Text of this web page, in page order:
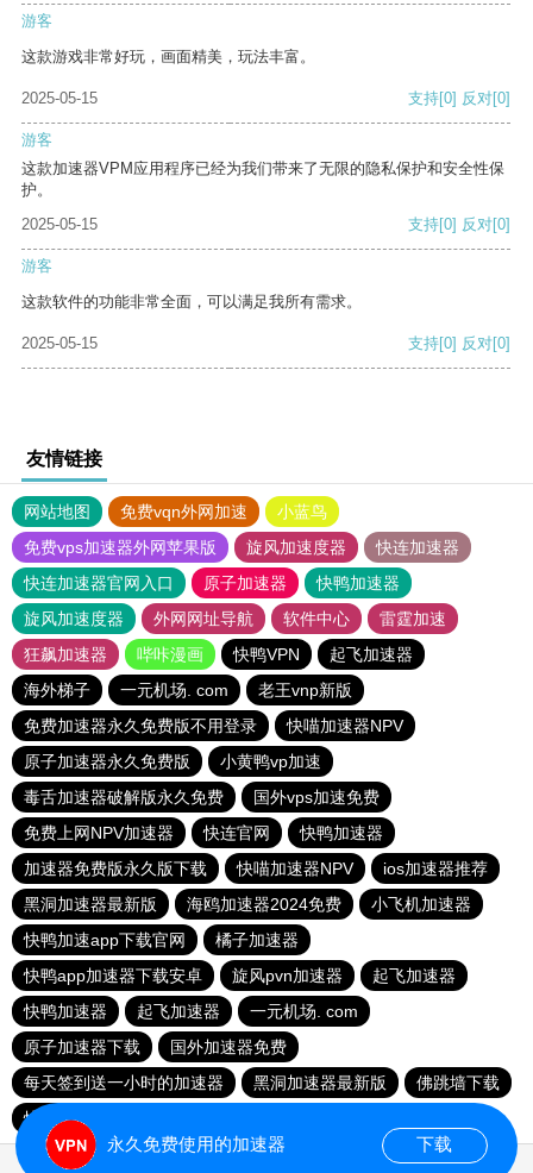
游客
这款游戏非常好玩，画面精美，玩法丰富。
2025-05-15 支持[0] 反对[0]
游客
这款加速器VPM应用程序已经为我们带来了无限的隐私保护和安全性保
护。
2025-05-15
支持[0] 反对[0]
游客
这款软件的功能非常全面，可以满足我所有需求。
2025-05-15 支持[0] 反对[0]
友情链接
网站地图 免费vqn外网加速
小蓝鸟
免费vps加速器外网苹果版
旋风加速度器
快连加速器
快连加速器官网入口
原子加速器
快鸭加速器
旋风加速度器
外网网址导航 软件中心
雷霆加速
狂飙加速器
哔咔漫画 快鸭VPN
起飞加速器
海外梯子
一元机场. com
老王vnp新版
免费加速器永久免费版不用登录
快喵加速器NPV
原子加速器永久免费版
小黄鸭vp加速
毒舌加速器破解版永久免费
国外vps加速免费
免费上网NPV加速器
快连官网
快鸭加速器
加速器免费版永久版下载
快喵加速器NPV
ios加速器推荐
黑洞加速器最新版
海鸥加速器2024免费
小飞机加速器
快鸭加速app下载官网
橘子加速器
快鸭app加速器下载安卓
旋风pvn加速器
起飞加速器
快鸭加速器
起飞加速器
一元机场. com
原子加速器下载
国外加速器免费
每天签到送一小时的加速器
黑洞加速器最新版
佛跳墙下载
快连官网
永久免费使用的加速器 下载